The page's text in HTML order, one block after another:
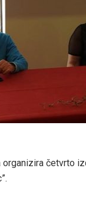
organizira četvrto